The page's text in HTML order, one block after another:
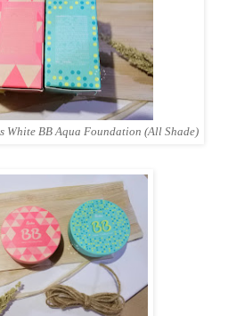
White BB Aqua Foundation (All Shade)